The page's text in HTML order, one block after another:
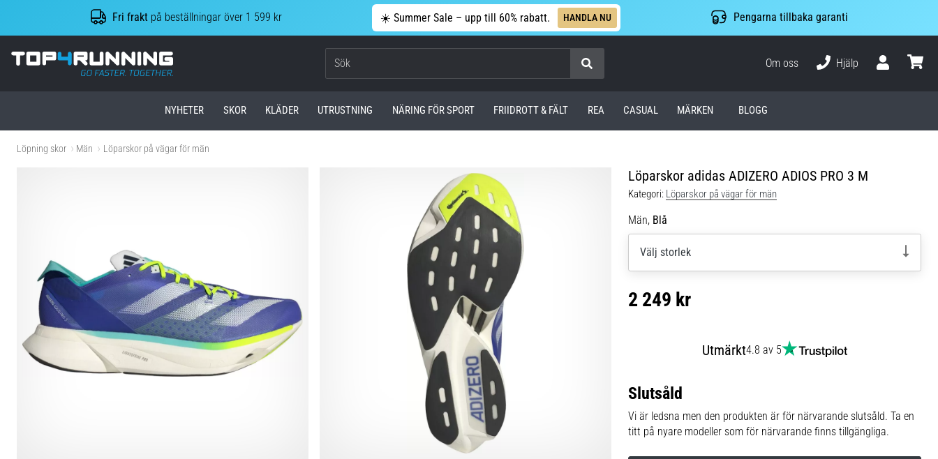
Fri frakt på beställningar över 1 599 kr ☀️ Summer Sale – upp till 60% rabatt. HANDLA NU Pengarna tillbaka garanti
Top4Running.se
Om oss
Hjälp
NYHETER SKOR KLÄDER UTRUSTNING NÄRING FÖR SPORT FRIIDROTT & FÄLT REA CASUAL MÄRKEN BLOGG
Löpning skor Män Löparskor på vägar för män
Löparskor adidas ADIZERO ADIOS PRO 3 M
Kategori: Löparskor på vägar för män
Män, Blå
Välj storlek
2 249 kr
Utmärkt4.8 av 5
Slutsåld
Vi är ledsna men den produkten är för närvarande slutsåld. Ta en
titt på nyare modeller som för närvarande finns tillgängliga.